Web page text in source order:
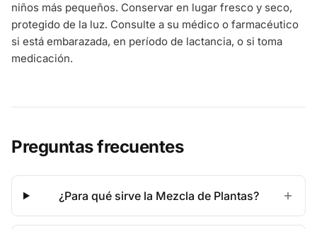
niños más pequeños. Conservar en lugar fresco y seco,
protegido de la luz. Consulte a su médico o farmacéutico
si está embarazada, en período de lactancia, o si toma
medicación.
Preguntas frecuentes
¿Para qué sirve la Mezcla de Plantas?